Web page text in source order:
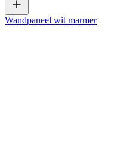
Wandpaneel wit marmer